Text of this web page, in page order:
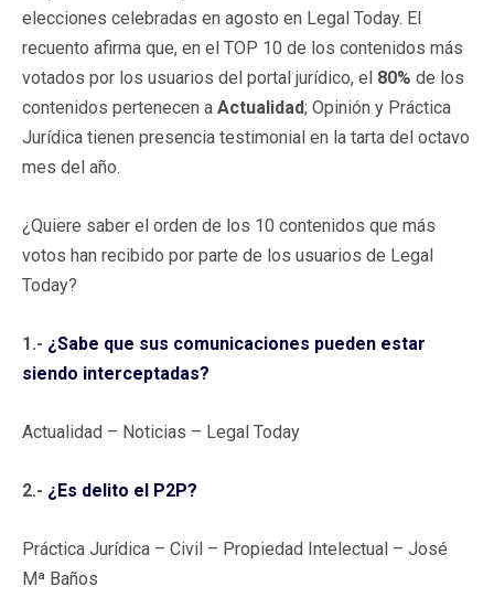
elecciones celebradas en agosto en Legal Today. El
recuento afirma que, en el TOP 10 de los contenidos más
votados por los usuarios del portal jurídico, el 80% de los
contenidos pertenecen a Actualidad; Opinión y Práctica
Jurídica tienen presencia testimonial en la tarta del octavo
mes del año.
¿Quiere saber el orden de los 10 contenidos que más
votos han recibido por parte de los usuarios de Legal
Today?
1.- ¿Sabe que sus comunicaciones pueden estar
siendo interceptadas?
Actualidad – Noticias – Legal Today
2.- ¿Es delito el P2P?
Práctica Jurídica – Civil – Propiedad Intelectual – José
Mª Baños